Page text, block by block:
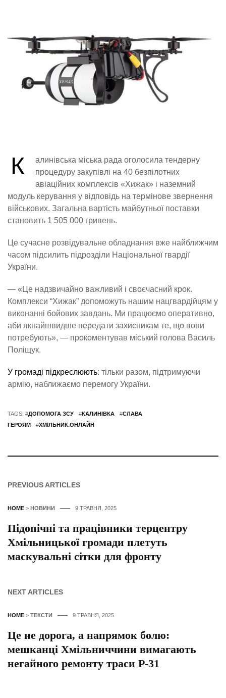
К
алинівська міська рада оголосила тендерну
процедуру закупівлі на 40 безпілотних
авіаційних комплексів «Хижак» і наземний
модуль керування у відповідь на термінове звернення
військових. Загальна вартість майбутньої поставки
становить 1 505 000 гривень.
Це сучасне розвідувальне обладнання вже найближчим
часом підсилить підрозділи Національної гвардії
України.
— «Це надзвичайно важливий і своєчасний крок.
Комплекси “Хижак” допоможуть нашим нацгвардійцям у
виконанні бойових завдань. Ми працюємо оперативно,
аби якнайшвидше передати захисникам те, що вони
потребують», — прокоментував міський голова Василь
Поліщук.
У громаді підкреслюють: тільки разом, підтримуючи
армію, наближаємо перемогу України.
TAGS: #ДОПОМОГА ЗСУ #КАЛИНІВКА #СЛАВА
ГЕРОЯМ
#ХМІЛЬНИК.ОНЛАЙН
PREVIOUS ARTICLES
HOME > НОВИНИ 9 ТРАВНЯ, 2025
Підопічні та працівники терцентру
Хмільницької громади плетуть
маскувальні сітки для фронту
NEXT ARTICLES
HOME > ТЕКСТИ 9 ТРАВНЯ, 2025
Це не дорога, а напрямок болю:
мешканці Хмільниччини вимагають
негайного ремонту траси Р-31